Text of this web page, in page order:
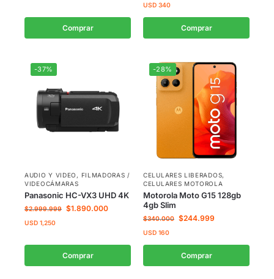
Comprar
USD 340
Comprar
-37%
AUDIO Y VIDEO , FILMADORAS /
VIDEOCÁMARAS
Panasonic HC-VX3 UHD 4K
$2.999.999 $1.890.000
USD 1,250
Comprar
-28%
CELULARES LIBERADOS,
CELULARES MOTOROLA
Motorola Moto G15 128gb
4gb Slim
$340.000 $244.999
USD 160
Comprar